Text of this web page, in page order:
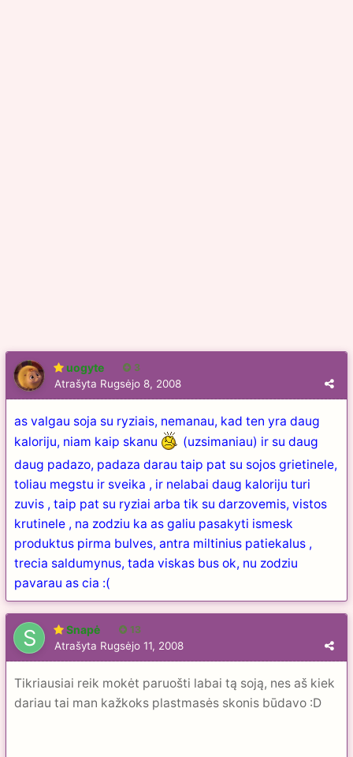
uogyte 3
Atrašyta Rugsėjo 8, 2008
as valgau soja su ryziais, nemanau, kad ten yra daug
kaloriju, niam kaip skanu
(uzsimaniau) ir su daug
daug padazo, padaza darau taip pat su sojos grietinele,
toliau megstu ir sveika , ir nelabai daug kaloriju turi
zuvis , taip pat su ryziai arba tik su darzovemis, vistos
krutinele , na zodziu ka as galiu pasakyti ismesk
produktus pirma bulves, antra miltinius patiekalus ,
trecia saldumynus, tada viskas bus ok, nu zodziu
pavarau as cia :(
Snapė 13
Atrašyta Rugsėjo 11, 2008
Tikriausiai reik mokėt paruošti labai tą soją, nes aš kiek
dariau tai man kažkoks plastmasės skonis būdavo :D